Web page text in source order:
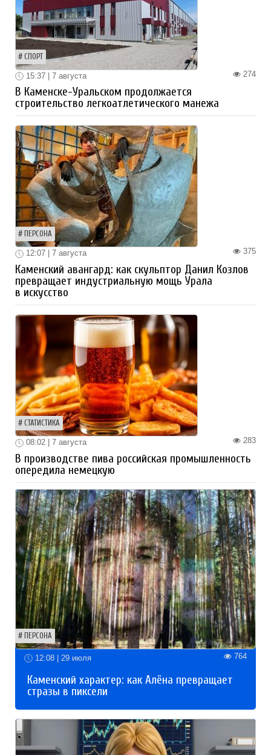
СПОРТ
274
15:37 | 7 августа
В Каменске-Уральском продолжается
строительство легкоатлетического манежа
ПЕРСОНА
375
12:07 | 7 августа
Каменский авангард: как скульптор Данил Козлов
превращает индустриальную мощь Урала
в искусство
СТАТИСТИКА
283
08:02 | 7 августа
В производстве пива российская промышленность
опередила немецкую
ПЕРСОНА
12:08 | 29 июля 764
Каменский характер: как Алёна превращает
стразы в пиксели